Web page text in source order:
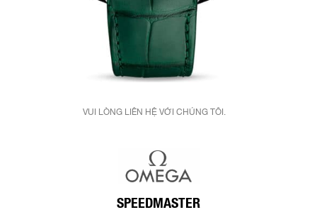
VUI LÒNG LIÊN HỆ VỚI CHÚNG TÔI.
SPEEDMASTER